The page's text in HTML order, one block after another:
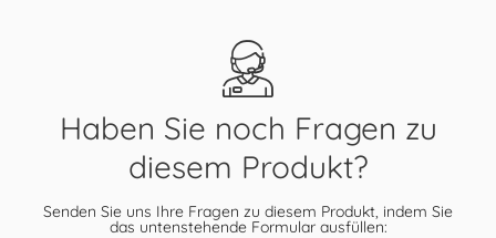
Haben Sie noch Fragen zu
diesem Produkt?
Senden Sie uns Ihre Fragen zu diesem Produkt, indem Sie
das untenstehende Formular ausfüllen: